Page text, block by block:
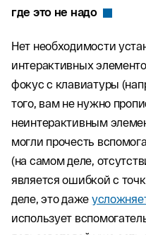
где это не надо
Нет необходимости
интерактивных
фокус с клавиатуры
того, вам не нужно
неинтерактивным
могли прочесть
(на самом деле,
является ошибкой с
деле, это даже
использует